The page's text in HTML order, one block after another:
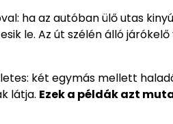
ha az autóban ülő utas
le. Az út szélén álló
két egymás mellett
látja. Ezek a példák azt